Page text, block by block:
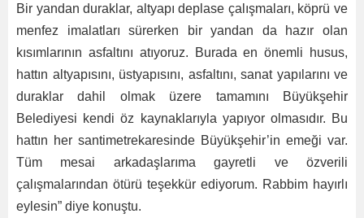
Bir yandan duraklar, altyapı deplase çalışmaları, köprü ve
menfez imalatları sürerken bir yandan da hazır olan
kısımlarının asfaltını atıyoruz. Burada en önemli husus,
hattın altyapısını, üstyapısını, asfaltını, sanat yapılarını ve
duraklar dahil olmak üzere tamamını Büyükşehir
Belediyesi kendi öz kaynaklarıyla yapıyor olmasıdır. Bu
hattın her santimetrekaresinde Büyükşehir’in emeği var.
Tüm mesai arkadaşlarıma gayretli ve özverili
çalışmalarından ötürü teşekkür ediyorum. Rabbim hayırlı
eylesin” diye konuştu.